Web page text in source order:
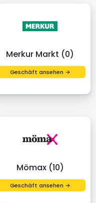
Merkur Markt (0)
Geschäft ansehen →
Mömax (10)
Geschäft ansehen →